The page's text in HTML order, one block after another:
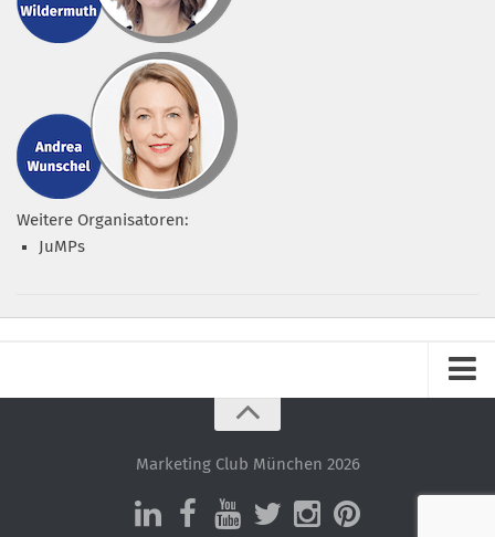
Weitere Organisatoren:
JuMPs
Datenschutz – ganz einfach!
Datenschutzerklärung
Marketing Club München 2026